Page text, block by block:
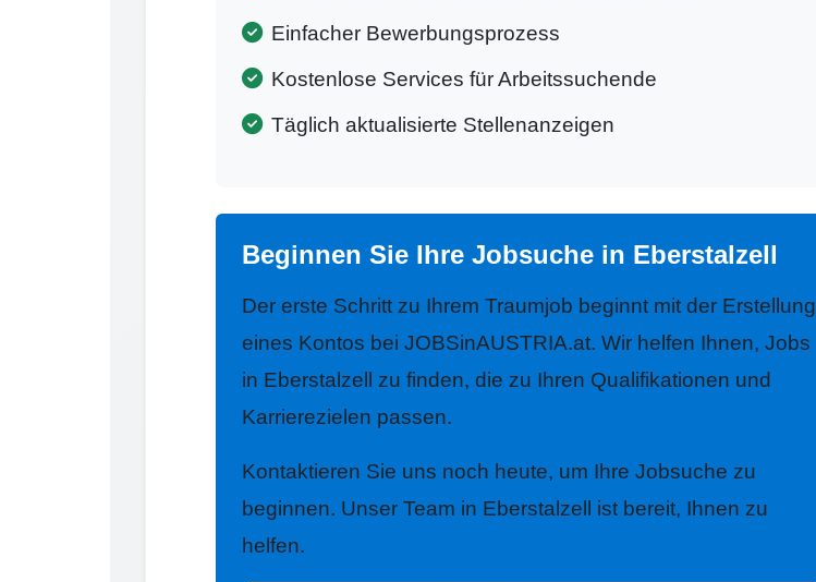
Einfacher Bewerbungsprozess
Kostenlose Services für Arbeitssuchende
Täglich aktualisierte Stellenanzeigen
Beginnen Sie Ihre Jobsuche in Eberstalzell
Der erste Schritt zu Ihrem Traumjob beginnt mit der Erstellung
eines Kontos bei JOBSinAUSTRIA.at. Wir helfen Ihnen, Jobs
in Eberstalzell zu finden, die zu Ihren Qualifikationen und
Karrierezielen passen.
Kontaktieren Sie uns noch heute, um Ihre Jobsuche zu
beginnen. Unser Team in Eberstalzell ist bereit, Ihnen zu
helfen.